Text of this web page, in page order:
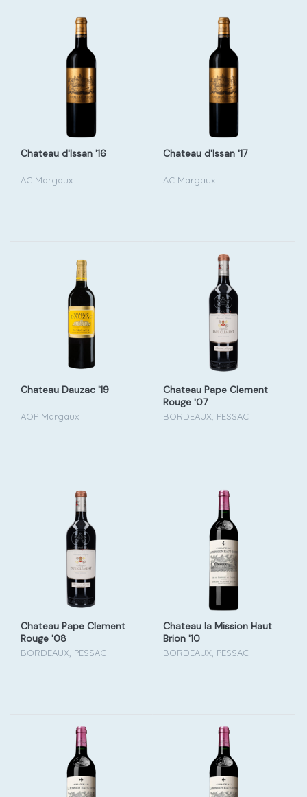
Chateau d'Issan '16
AC Margaux
Chateau d'Issan '17
AC Margaux
Chateau Dauzac '19
AOP Margaux
Chateau Pape Clement
Rouge '07
BORDEAUX, PESSAC
Chateau Pape Clement
Rouge '08
BORDEAUX, PESSAC
Chateau la Mission Haut
Brion '10
BORDEAUX, PESSAC